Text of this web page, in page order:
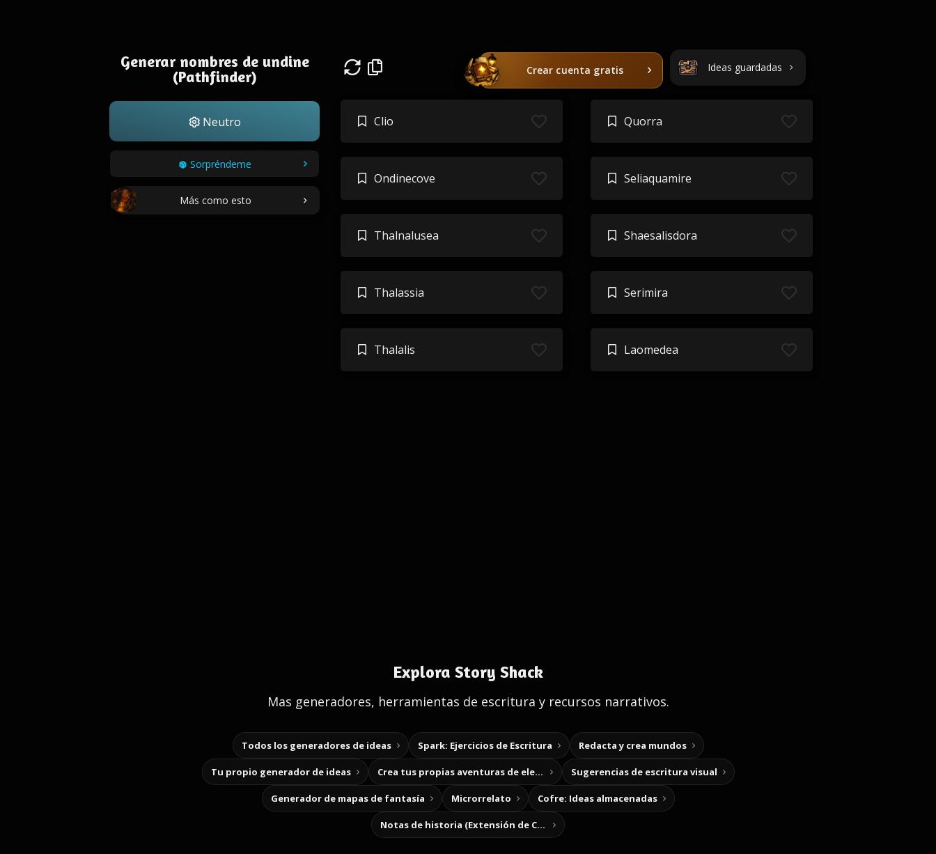
Generar nombres de undine
(Pathfinder)
Neutro
Sorpréndeme
Más como esto
Crear cuenta gratis Ideas guardadas
Clio Quorra
Ondinecove Seliaquamire
Thalnalusea Shaesalisdora
Thalassia Serimira
Thalalis Laomedea
Explora Story Shack
Mas generadores, herramientas de escritura y recursos narrativos.
Todos los generadores de ideas Spark: Ejercicios de Escritura Redacta y crea mundos
Tu propio generador de ideas Crea tus propias aventuras de elección Sugerencias de escritura visual
Generador de mapas de fantasía Microrrelato Cofre: Ideas almacenadas
Notas de historia (Extensión de Chrome)